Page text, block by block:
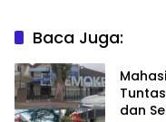
Baca Juga:
dan